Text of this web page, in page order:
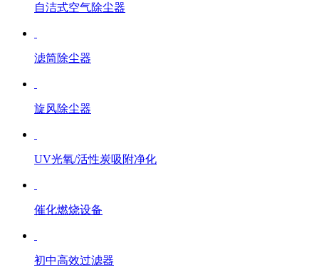
自洁式空气除尘器
滤筒除尘器
旋风除尘器
UV光氧/活性炭吸附净化
催化燃烧设备
初中高效过滤器